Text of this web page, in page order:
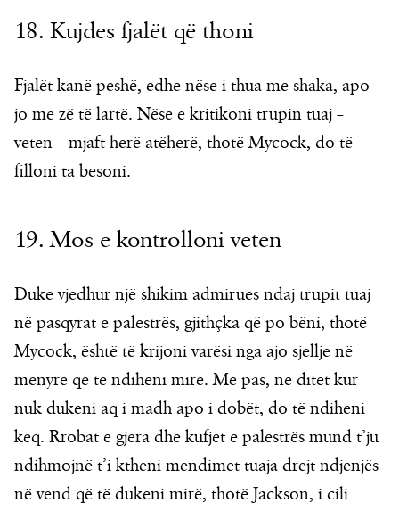
18. Kujdes fjalët që thoni
Fjalët kanë peshë, edhe nëse i thua me shaka, apo
jo me zë të lartë. Nëse e kritikoni trupin tuaj –
veten – mjaft herë atëherë, thotë Mycock, do të
filloni ta besoni.
19. Mos e kontrolloni veten
Duke vjedhur një shikim admirues ndaj trupit tuaj
në pasqyrat e palestrës, gjithçka që po bëni, thotë
Mycock, është të krijoni varësi nga ajo sjellje në
mënyrë që të ndiheni mirë. Më pas, në ditët kur
nuk dukeni aq i madh apo i dobët, do të ndiheni
keq. Rrobat e gjera dhe kufjet e palestrës mund t’ju
ndihmojnë t’i ktheni mendimet tuaja drejt ndjenjës
në vend që të dukeni mirë, thotë Jackson, i cili